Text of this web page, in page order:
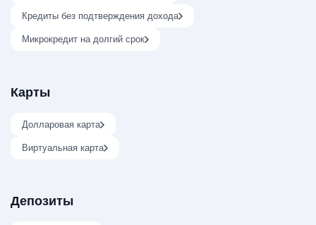
Кредиты без подтверждения дохода
Микрокредит на долгий срок
Карты
Долларовая карта
Виртуальная карта
Депозиты